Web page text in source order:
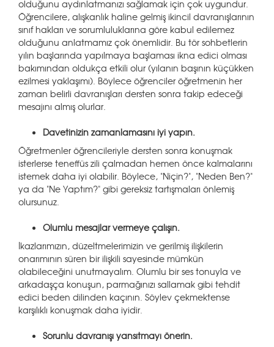
olduğunu aydınlatmanızı sağlamak için çok uygundur.
Öğrencilere, alışkanlık haline gelmiş ikincil davranışlarının
sınıf hakları ve sorumluluklarına göre kabul edilemez
olduğunu anlatmamız çok önemlidir. Bu tör sohbetlerin
yılın başlarında yapılmaya başlaması ikna edici olması
bakımından oldukça etkili olur (yılanın başının küçükken
ezilmesi yaklaşımı). Böylece öğrenciler öğretmenin her
zaman belirli davranışları dersten sonra takip edeceği
mesajını almış olurlar.
Davetinizin zamanlamasını iyi yapın.
Öğretmenler öğrencileriyle dersten sonra konuşmak
isterlerse teneffüs zili çalmadan hemen önce kalmalarını
istemek daha iyi olabilir. Böylece, "Niçin?", "Neden Ben?"
ya da "Ne Yaptım?" gibi gereksiz tartışmaları önlemiş
olursunuz.
Olumlu mesajlar vermeye çalışın.
İkazlarımızın, düzeltmelerimizin ve gerilmiş ilişkilerin
onarımının süren bir ilişkili sayesinde mümkün
olabileceğini unutmayalım. Olumlu bir ses tonuyla ve
arkadaşça konuşun, parmağınızı sallamak gibi tehdit
edici beden dilinden kaçının. Söylev çekmektense
karşılıklı konuşmak daha iyidir.
Sorunlu davranışı yansıtmayı önerin.